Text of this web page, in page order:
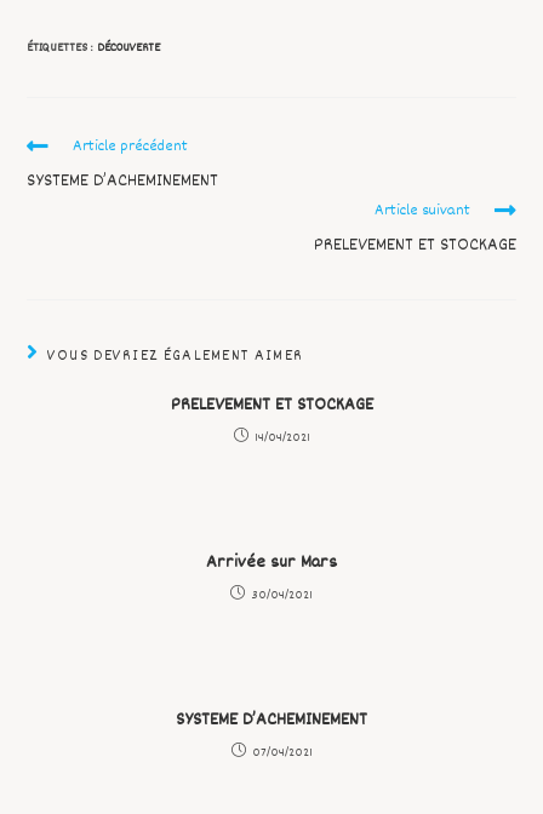
ÉTIQUETTES : DÉCOUVERTE
Article précédent
SYSTEME D’ACHEMINEMENT
Article suivant
PRELEVEMENT ET STOCKAGE
VOUS DEVRIEZ ÉGALEMENT AIMER
PRELEVEMENT ET STOCKAGE
14/04/2021
Arrivée sur Mars
30/04/2021
SYSTEME D’ACHEMINEMENT
07/04/2021